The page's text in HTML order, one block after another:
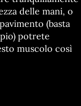
delle mani, o
(basta
potrete
muscolo così